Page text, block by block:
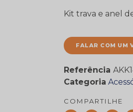
Kit trava e anel
FALAR COM UM
Referência
Categoria
COMPARTILHE